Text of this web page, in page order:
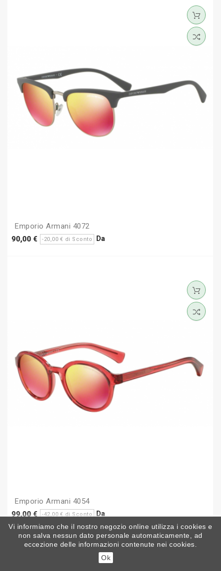
Vi informiamo che il nostro negozio online utilizza i cookies e
non salva nessun dato personale automaticamente, ad
eccezione delle informazioni contenute nei cookies.
Ok
Emporio Armani 4072
90,00 €
Prezzo
base
-20,00 € di Sconto Da
Emporio Armani 4054
99,00 € Prezzo
-42,00 € di Sconto Da